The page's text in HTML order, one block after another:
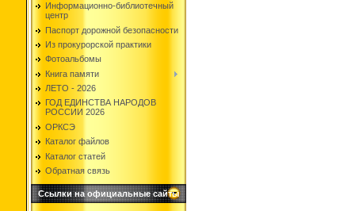
Информационно-библиотечный
центр
Паспорт дорожной безопасности
Из прокурорской практики
Фотоальбомы
Книга памяти
ЛЕТО - 2026
ГОД ЕДИНСТВА НАРОДОВ
РОССИИ 2026
ОРКСЭ
Каталог файлов
Каталог статей
Обратная связь
Ссылки на официальные сайты